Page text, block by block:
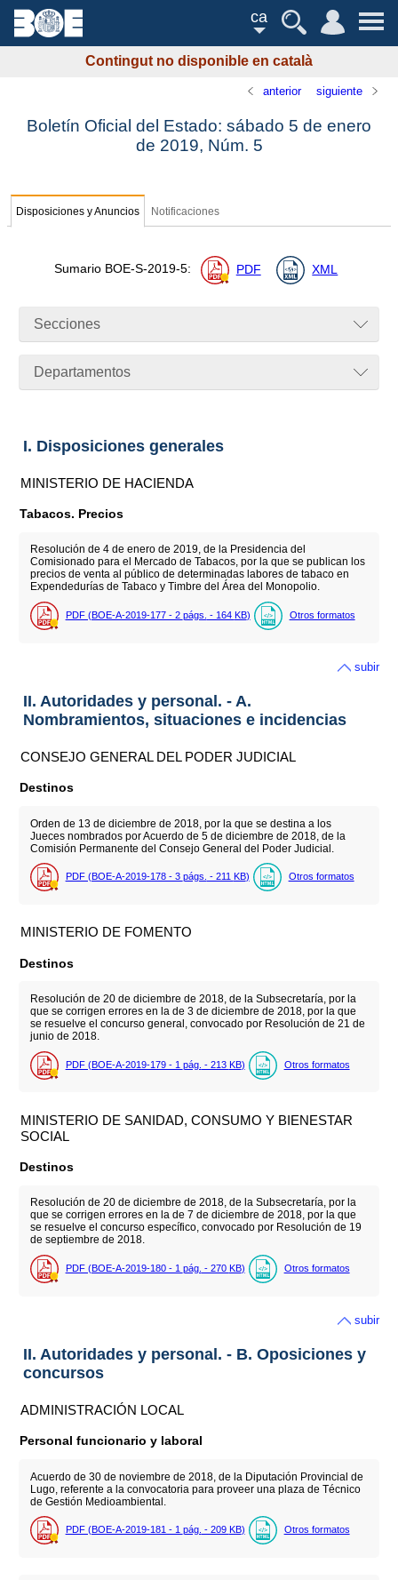
ca
Contingut no disponible en català
anterior siguiente
Boletín Oficial del Estado: sábado 5 de enero
de 2019, Núm. 5
Disposiciones y Anuncios Notificaciones
Sumario BOE-S-2019-5: PDF XML
Secciones
Departamentos
I. Disposiciones generales
MINISTERIO DE HACIENDA
Tabacos. Precios
Resolución de 4 de enero de 2019, de la Presidencia del
Comisionado para el Mercado de Tabacos, por la que se publican los
precios de venta al público de determinadas labores de tabaco en
Expendedurías de Tabaco y Timbre del Área del Monopolio.
PDF (BOE-A-2019-177 - 2 págs. - 164 KB) Otros formatos
subir
II. Autoridades y personal. - A.
Nombramientos, situaciones e incidencias
CONSEJO GENERAL DEL PODER JUDICIAL
Destinos
Orden de 13 de diciembre de 2018, por la que se destina a los
Jueces nombrados por Acuerdo de 5 de diciembre de 2018, de la
Comisión Permanente del Consejo General del Poder Judicial.
PDF (BOE-A-2019-178 - 3 págs. - 211 KB) Otros formatos
MINISTERIO DE FOMENTO
Destinos
Resolución de 20 de diciembre de 2018, de la Subsecretaría, por la
que se corrigen errores en la de 3 de diciembre de 2018, por la que
se resuelve el concurso general, convocado por Resolución de 21 de
junio de 2018.
PDF (BOE-A-2019-179 - 1 pág. - 213 KB) Otros formatos
MINISTERIO DE SANIDAD, CONSUMO Y BIENESTAR
SOCIAL
Destinos
Resolución de 20 de diciembre de 2018, de la Subsecretaría, por la
que se corrigen errores en la de 7 de diciembre de 2018, por la que
se resuelve el concurso específico, convocado por Resolución de 19
de septiembre de 2018.
PDF (BOE-A-2019-180 - 1 pág. - 270 KB) Otros formatos
subir
II. Autoridades y personal. - B. Oposiciones y
concursos
ADMINISTRACIÓN LOCAL
Personal funcionario y laboral
Acuerdo de 30 de noviembre de 2018, de la Diputación Provincial de
Lugo, referente a la convocatoria para proveer una plaza de Técnico
de Gestión Medioambiental.
PDF (BOE-A-2019-181 - 1 pág. - 209 KB) Otros formatos